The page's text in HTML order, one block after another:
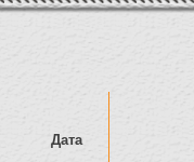
Дата